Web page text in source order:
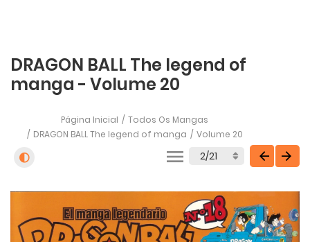
DRAGON BALL The legend of
manga - Volume 20
Página Inicial
Todos Os Mangas
DRAGON BALL The legend of manga
Volume 20